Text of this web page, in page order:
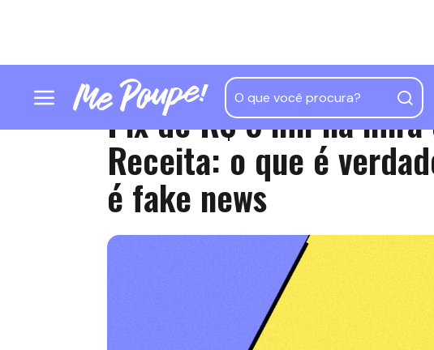
Pix de R$ 5 mil na mira
Receita: o que é
é fake news